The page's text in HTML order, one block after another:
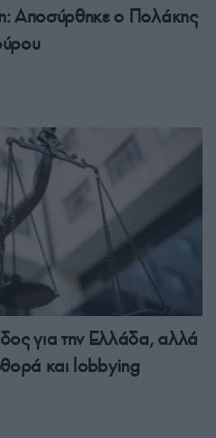
Αποσύρθηκε ο Πολάκης
για την Ελλάδα, αλλά
και lobbying